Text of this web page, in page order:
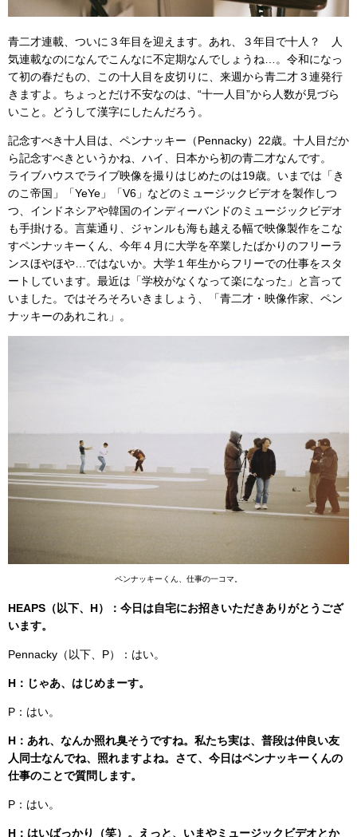
青二才連載、ついに３年目を迎えます。あれ、３年目で十人？ 人
気連載なのになんでこんなに不定期なんでしょうね…。令和になっ
て初の春だもの、この十人目を皮切りに、来週から青二才３連発行
きますよ。ちょっとだけ不安なのは、“十一人目”から人数が見づら
いこと。どうして漢字にしたんだろう。
記念すべき十人目は、ペンナッキー（Pennacky）22歳。十人目だか
ら記念すべきというかね、ハイ、日本から初の青二才なんです。
ライブハウスでライブ映像を撮りはじめたのは19歳。いまでは「き
のこ帝国」「YeYe」「V6」などのミュージックビデオを製作しつ
つ、インドネシアや韓国のインディーバンドのミュージックビデオ
も手掛ける。言葉通り、ジャンルも海も越える幅で映像製作をこな
すペンナッキーくん、今年４月に大学を卒業したばかりのフリーラ
ンスほやほや…ではないか。大学１年生からフリーでの仕事をスタ
ートしています。最近は「学校がなくなって楽になった」と言って
いました。ではそろそろいきましょう、「青二才・映像作家、ペン
ナッキーのあれこれ」。
ペンナッキーくん、仕事の一コマ。
HEAPS（以下、H）：今日は自宅にお招きいただきありがとうござ
います。
Pennacky（以下、P）：はい。
H：じゃあ、はじめまーす。
P：はい。
H：あれ、なんか照れ臭そうですね。私たち実は、普段は仲良い友
人同士なんでね、照れますよね。さて、今日はペンナッキーくんの
仕事のことで質問します。
P：はい。
H：はいばっかり（笑）。えっと、いまやミュージックビデオとか